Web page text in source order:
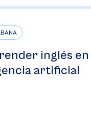
inglés
artificial